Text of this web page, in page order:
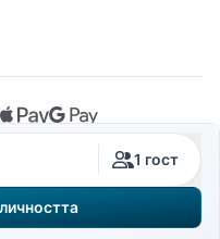
1 гост
© 2026 Crovillas GmbH